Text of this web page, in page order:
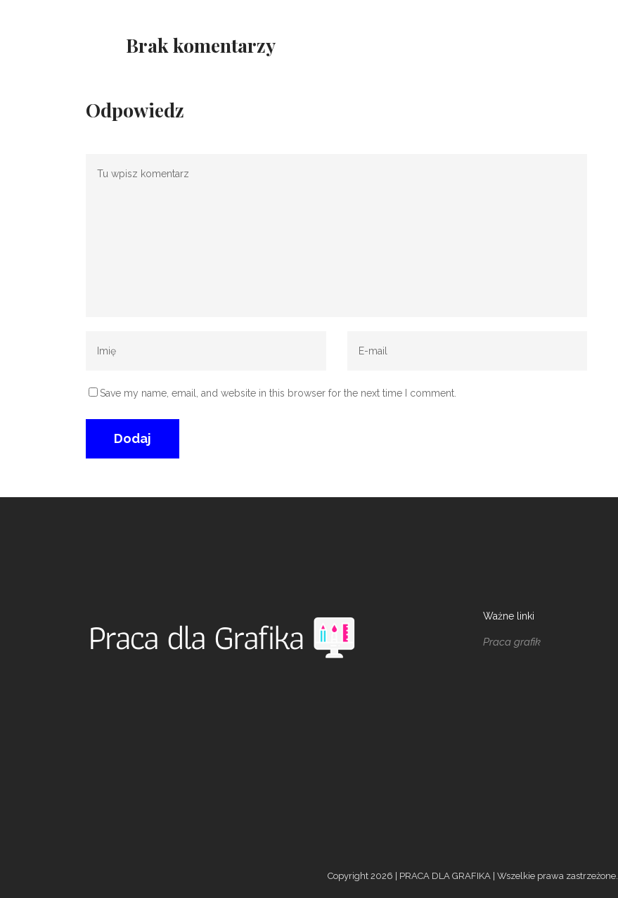
Brak komentarzy
Odpowiedz
Save my name, email, and website in this browser for the next time I comment.
Ważne linki
Praca grafik
Copyright 2026 | PRACA DLA GRAFIKA | Wszelkie prawa zastrzeżone.